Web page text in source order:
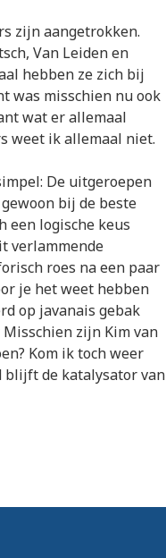
zijn aangetrokken.
Van Leiden en
hebben ze zich bij
was misschien nu ook
wat er allemaal
weet ik allemaal niet.
De uitgeroepen
bij de beste
een logische keus
verlammende
roes na een paar
je het weet hebben
op javanais gebak
zijn Kim van
Kom ik toch weer
blijft de katalysator van